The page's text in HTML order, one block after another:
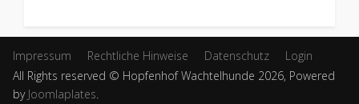
Impressum Rechtliche Hinweise Datenschutz
Login
All Rights reserved © Hopfenhof Wachtelhunde 2026, Powered
by Joomlaplates.